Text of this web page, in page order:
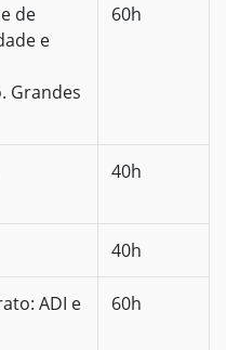
de
e
Grandes
60h
40h
40h
ADI e
60h